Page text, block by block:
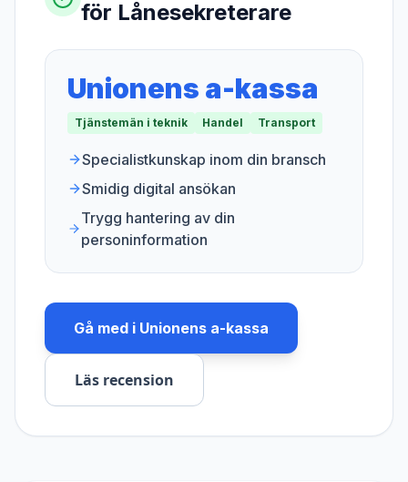
för Lånesekreterare
Unionens a-kassa
Tjänstemän i teknik Handel Transport
Specialistkunskap inom din bransch
Smidig digital ansökan
Trygg hantering av din
personinformation
Gå med i Unionens a-kassa
Läs recension